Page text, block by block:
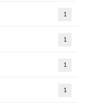
1
1
1
1